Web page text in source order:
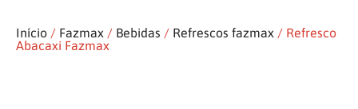
Início / Fazmax / Bebidas / Refrescos fazmax / Refresco
Abacaxi Fazmax